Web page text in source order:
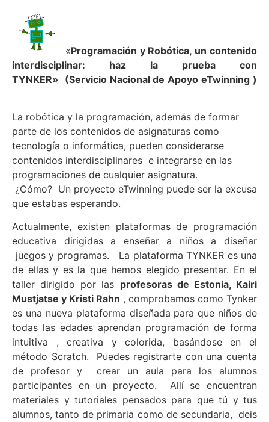
«Programación y Robótica, un contenido
interdisciplinar: haz la prueba con
TYNKER»
(Servicio Nacional de Apoyo eTwinning )
La robótica y la programación, además de formar
parte de los contenidos de asignaturas como
tecnología o informática, pueden considerarse
contenidos interdisciplinares e integrarse en las
programaciones de cualquier asignatura.
¿Cómo? Un proyecto eTwinning puede ser la excusa
que estabas esperando.
Actualmente, existen plataformas de programación
educativa dirigidas a enseñar a niños a diseñar
juegos y programas. La plataforma TYNKER es una
de ellas y es la que hemos elegido presentar. En el
taller dirigido por las profesoras de Estonia, Kairi
Mustjatse y Kristi Rahn , comprobamos como Tynker
es una nueva plataforma diseñada para que niños de
todas las edades aprendan programación de forma
intuitiva , creativa y colorida, basándose en el
método Scratch. Puedes registrarte con una cuenta
de profesor y crear un aula para los alumnos
participantes en un proyecto. Allí se encuentran
materiales y tutoriales pensados para que tú y tus
alumnos, tanto de primaria como de secundaria, deis